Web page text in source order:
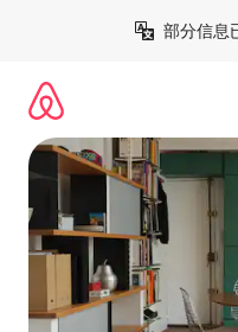
部分信息